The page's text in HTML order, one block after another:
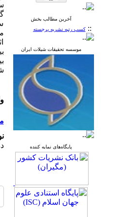
آخرین مطالب بخش
::کسب رتبه نشریه برجسته
موسسه تحقیقات شیلات ایران
پایگاه‌های نمایه کننده